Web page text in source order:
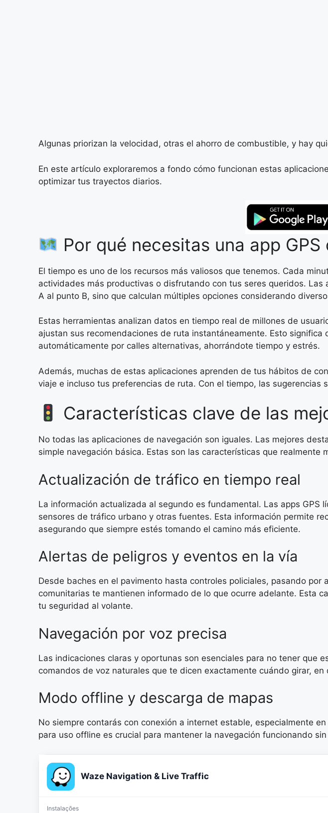
Algunas priorizan la velocidad, otras el ahorro de combustible, y hay
En este artículo exploraremos a fondo cómo funcionan estas
optimizar tus trayectos diarios.
Por qué necesitas una app
El tiempo es uno de los recursos más valiosos que tenemos. Cada
actividades más productivas o disfrutando con tus seres queridos.
A al punto B, sino que calculan múltiples opciones considerando
Estas herramientas analizan datos en tiempo real de millones de
ajustan sus recomendaciones de ruta instantáneamente. Esto
automáticamente por calles alternativas, ahorrándote tiempo y estrés.
Además, muchas de estas aplicaciones aprenden de tus hábitos de
viaje e incluso tus preferencias de ruta. Con el tiempo, las sugerencias
Características clave de las
No todas las aplicaciones de navegación son iguales. Las mejores
simple navegación básica. Estas son las características que realmente
Actualización de tráfico en tiempo real
La información actualizada al segundo es fundamental. Las apps
sensores de tráfico urbano y otras fuentes. Esta información permite
asegurando que siempre estés tomando el camino más eficiente.
Alertas de peligros y eventos en la vía
Desde baches en el pavimento hasta controles policiales, pasando
comunitarias te mantienen informado de lo que ocurre adelante. Esta
tu seguridad al volante.
Navegación por voz precisa
Las indicaciones claras y oportunas son esenciales para no tener que
comandos de voz naturales que te dicen exactamente cuándo girar,
Modo offline y descarga de mapas
No siempre contarás con conexión a internet estable, especialmente
para uso offline es crucial para mantener la navegación funcionando
Waze Navigation & Live Traffic
Instalações